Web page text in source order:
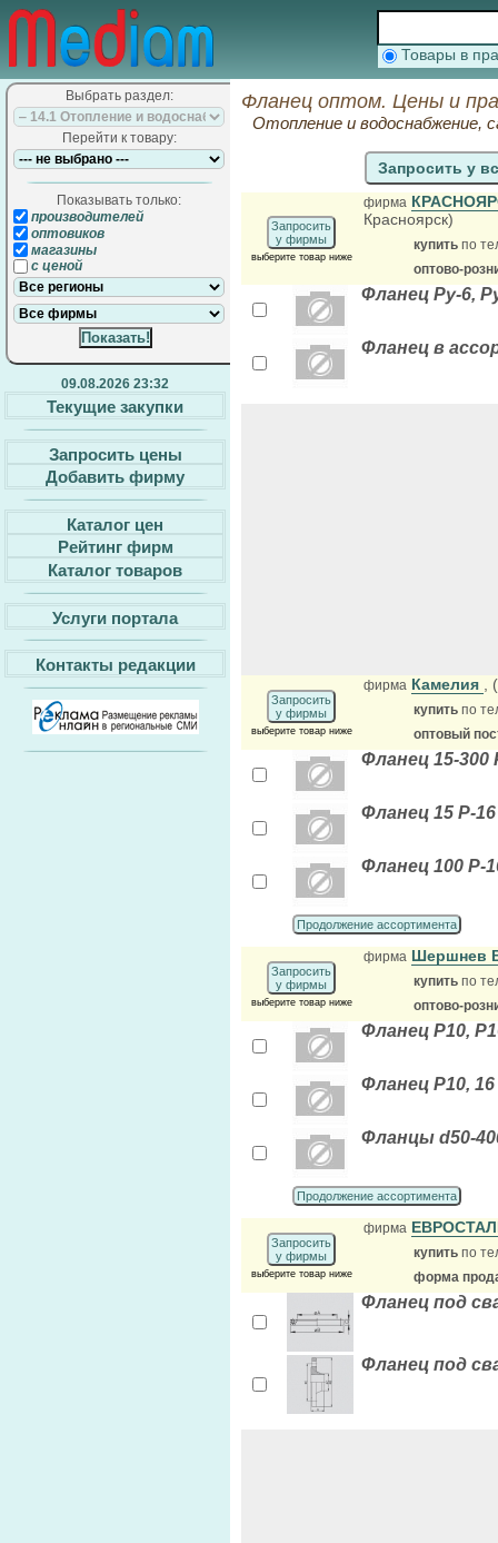
Товары в
Выбрать раздел:
Перейти к товару:
Показывать только:
производителей
оптовиков
магазины
с ценой
09.08.2026 23:32
Текущие закупки
Запросить цены
Добавить фирму
Каталог цен
Рейтинг фирм
Каталог товаров
Услуги портала
Контакты редакции
Фланец оптом. Цены и
Отопление и водоснабжение,
Запросить у
Запросить
у фирмы
выберите товар ниже
фирма
Красноярск)
купить по
оптово-
Фланец Ру-6,
Фланец в
Запросить
у фирмы
выберите товар ниже
фирма Камелия
купить по
оптовый
Фланец 15-300
Фланец 15 Р-
Фланец 100 Р-
Продолжение ассортимента
Запросить
у фирмы
выберите товар ниже
фирма Шершнев
купить по
оптово-
Фланец Р10,
Фланец Р10,
Фланцы d50-
Продолжение ассортимента
Запросить
у фирмы
выберите товар ниже
фирма
купить по
форма
Фланец под
Фланец под